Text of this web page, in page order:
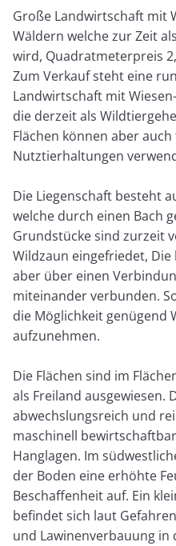
Große Landwirtschaft mit
Wäldern welche zur Zeit
wird, Quadratmeterpreis
Zum Verkauf steht eine
Landwirtschaft mit
die derzeit als
Flächen können aber
Nutztierhaltungen
Die Liegenschaft besteht
welche durch einen Bach
Grundstücke sind zurzeit
Wildzaun eingefriedet,
aber über einen
miteinander verbunden.
die Möglichkeit genügend
aufzunehmen.
Die Flächen sind im
als Freiland ausgewiesen.
abwechslungsreich und
maschinell
Hanglagen. Im
der Boden eine erhöhte
Beschaffenheit auf. Ein
befindet sich laut
und Lawinenverbauung